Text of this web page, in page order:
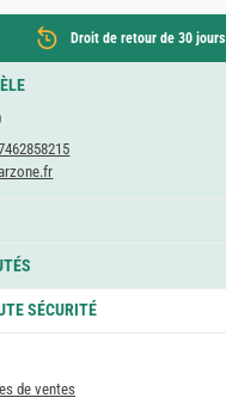
Droit de retour de 30 jours
SÉCURITÉ
de ventes